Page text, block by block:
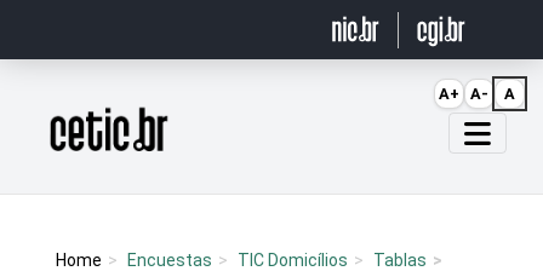
Página inicial
Home Encuestas TIC Domicílios Tablas
A+ A- A